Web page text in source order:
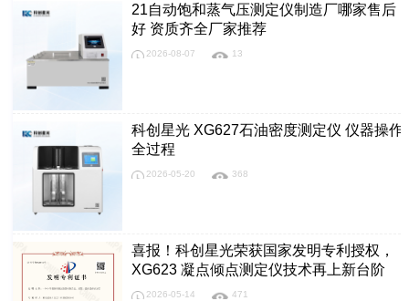
21自动饱和蒸气压测定仪制造厂哪家售后
好 资质齐全厂家推荐
2026-08-07 13
科创星光 XG627石油密度测定仪 仪器操作
全过程
2026-05-20 368
喜报！科创星光荣获国家发明专利授权，
XG623 凝点倾点测定仪技术再上新台阶
2026-05-14 471